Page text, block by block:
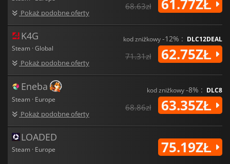
Pokaż podobne oferty
68.63zł 61.77ZŁ
K4G
Steam · Global
Pokaż podobne oferty
kod zniżkowy-12% : DLC12DEAL
71.31zł 62.75ZŁ
Eneba
Steam · Europe
Pokaż podobne oferty
kod zniżkowy-8% : DLC8
68.86zł 63.35ZŁ
LOADED
Steam · Europe 75.19ZŁ